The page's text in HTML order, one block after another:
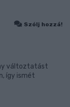
Szólj hozzá!
változtatást
így ismét